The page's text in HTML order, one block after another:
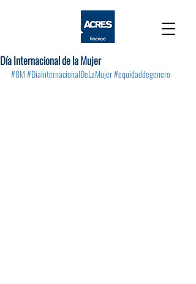
Día Internacional de la Mujer
#8M#DíaInternacionalDeLaMujer#equidaddegenero